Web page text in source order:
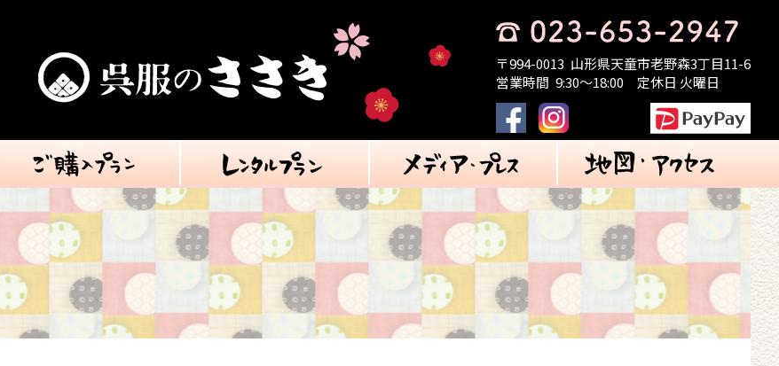
〒994-0013 山形県天童市老野森3丁目11-6
営業時間 9:30～18:00 定休日 火曜日